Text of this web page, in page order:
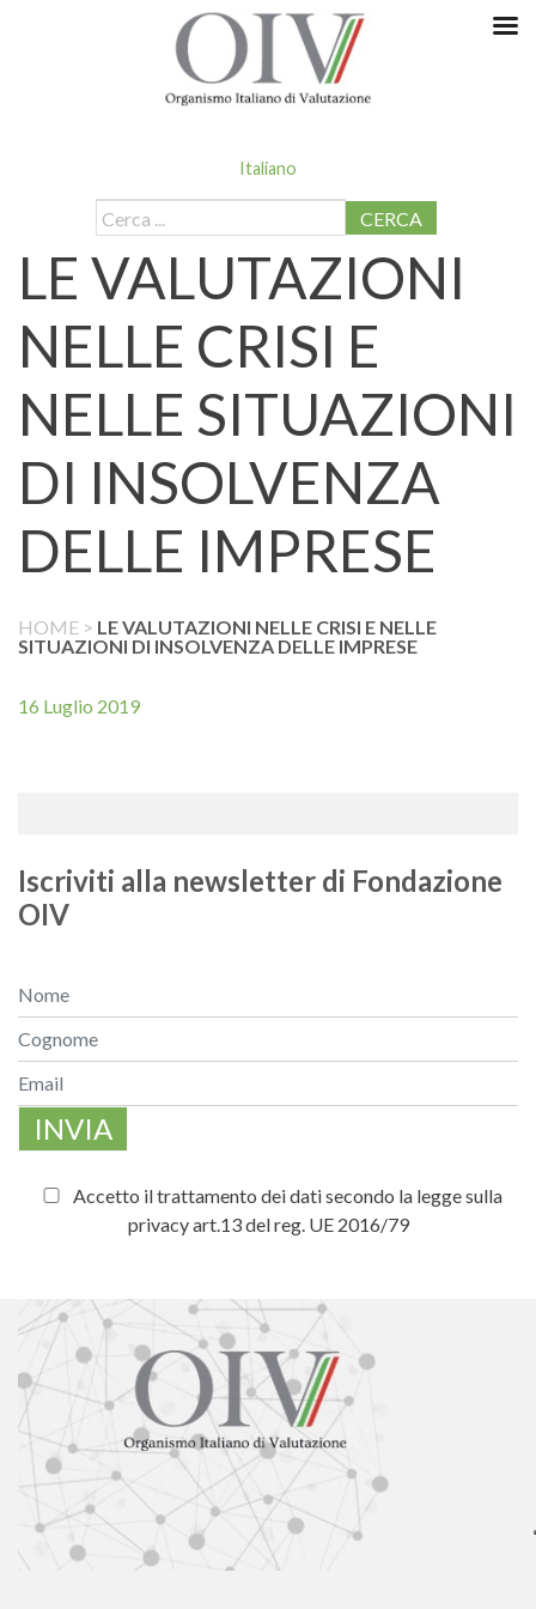
Italiano
CERCA
LE VALUTAZIONI
NELLE CRISI E
NELLE SITUAZIONI
DI INSOLVENZA
DELLE IMPRESE
HOME > LE VALUTAZIONI NELLE CRISI E NELLE
SITUAZIONI DI INSOLVENZA DELLE IMPRESE
16 Luglio 2019
Iscriviti alla newsletter di Fondazione
OIV
INVIA
Accetto il trattamento dei dati secondo la legge sulla
privacy art.13 del reg. UE 2016/79